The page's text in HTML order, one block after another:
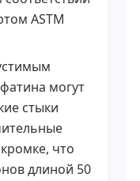
ASTM
могут
стыки
что
длиной 50